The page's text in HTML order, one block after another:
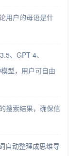
用户的母语是什
、GPT-4、
型，用户可自由
搜索结果，确保信
自动整理成思维导